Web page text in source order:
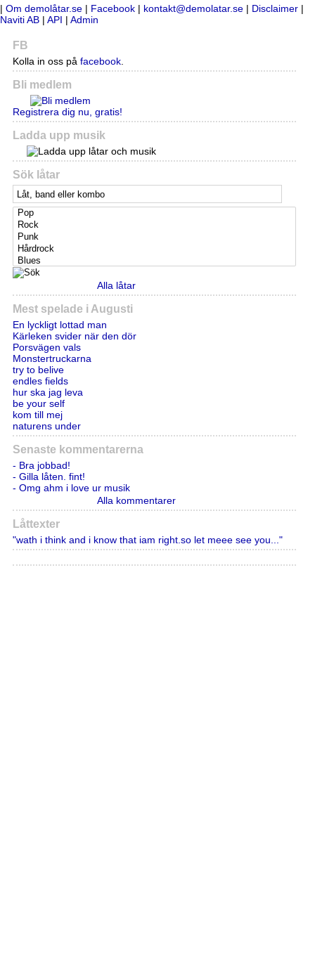
| Om demolåtar.se | Facebook | kontakt@demolatar.se | Disclaimer |
Naviti AB | API | Admin
FB
Kolla in oss på facebook.
Bli medlem
Registrera dig nu, gratis!
Ladda upp musik
Sök låtar
Alla låtar
Mest spelade i Augusti
En lyckligt lottad man
Kärleken svider när den dör
Porsvägen vals
Monstertruckarna
try to belive
endles fields
hur ska jag leva
be your self
kom till mej
naturens under
Senaste kommentarerna
- Bra jobbad!
- Gilla låten. fint!
- Omg ahm i love ur musik
Alla kommentarer
Låttexter
"wath i think and i know that iam right.so let meee see you..."